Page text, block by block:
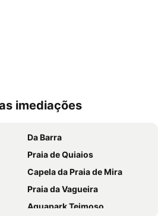
imediações
Da Barra
Praia de Quiaios
Capela da Praia de Mira
Praia da Vagueira
Aquapark Teimoso